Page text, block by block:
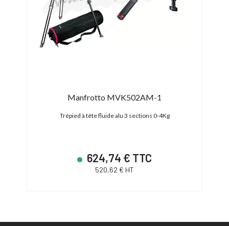
Manfrotto MVK502AM-1
Trépied à tête fluide alu 3 sections 0-4Kg
624,74 € TTC
520,62 € HT